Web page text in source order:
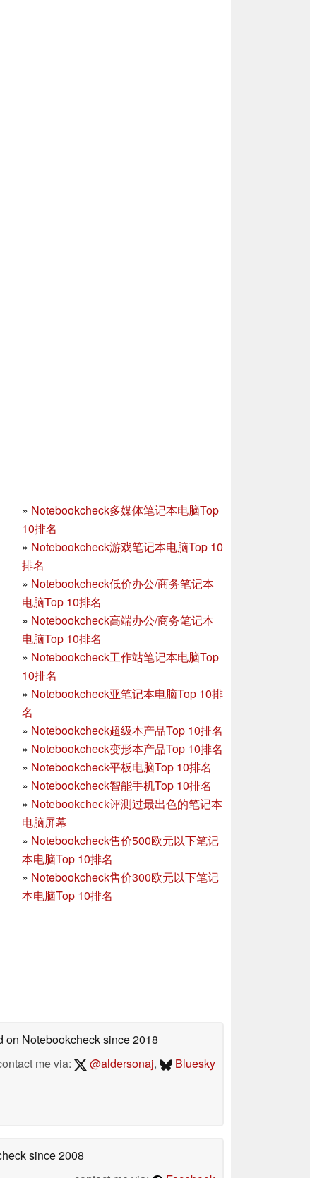
» Notebookcheck多媒体笔记本电脑Top
10排名
» Notebookcheck游戏笔记本电脑Top 10
排名
» Notebookcheck低价办公/商务笔记本
电脑Top 10排名
» Notebookcheck高端办公/商务笔记本
电脑Top 10排名
» Notebookcheck工作站笔记本电脑Top
10排名
» Notebookcheck亚笔记本电脑Top 10排
名
» Notebookcheck超级本产品Top 10排名
» Notebookcheck变形本产品Top 10排名
» Notebookcheck平板电脑Top 10排名
» Notebookcheck智能手机Top 10排名
» Notebookcheck评测过最出色的笔记本
电脑屏幕
» Notebookcheck售价500欧元以下笔记
本电脑Top 10排名
» Notebookcheck售价300欧元以下笔记
本电脑Top 10排名
on Notebookchecksince 2018
me via:
@aldersonaj, Bluesky
since 2008